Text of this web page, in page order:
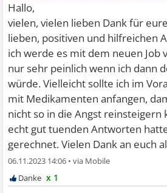
Hallo,
vielen, vielen lieben Dank für
lieben, positiven und hilfreichen
ich werde es mit dem neuen Job
nur sehr peinlich wenn ich dann
würde. Vielleicht sollte ich im
mit Medikamenten anfangen,
nicht so in die Angst reinsteigern
echt gut tuenden Antworten
gerechnet. Vielen Dank an euch
06.11.2023 14:06 •
x 1